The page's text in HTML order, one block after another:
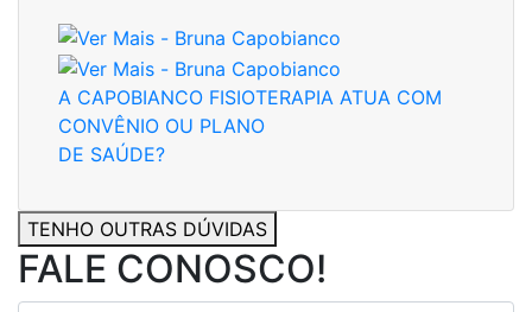
A CAPOBIANCO FISIOTERAPIA ATUA COM
CONVÊNIO OU PLANO
DE SAÚDE?
TENHO OUTRAS DÚVIDAS
FALE CONOSCO!